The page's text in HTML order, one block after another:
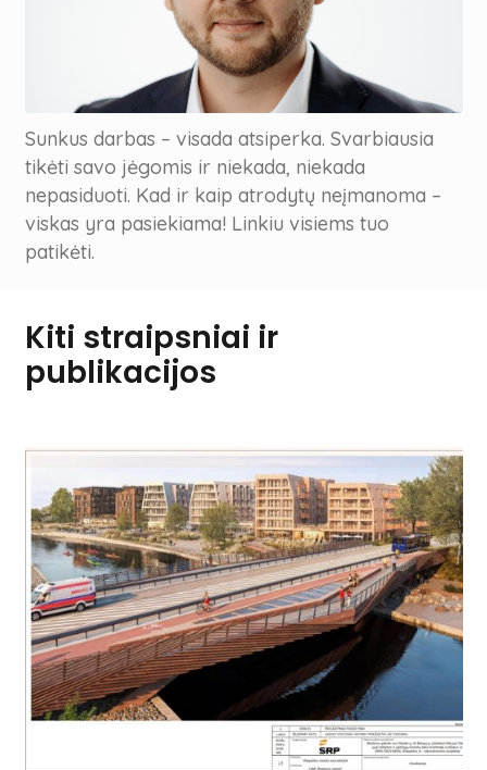
Sunkus darbas – visada atsiperka. Svarbiausia
tikėti savo jėgomis ir niekada, niekada
nepasiduoti. Kad ir kaip atrodytų neįmanoma –
viskas yra pasiekiama! Linkiu visiems tuo
patikėti.
Kiti straipsniai ir
publikacijos